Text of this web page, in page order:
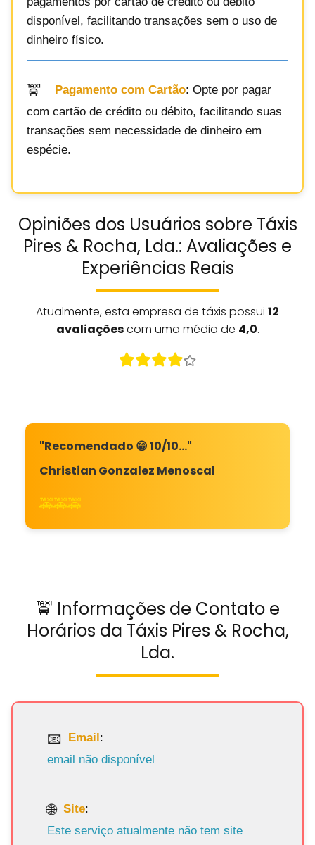
disponível, facilitando transações sem o uso de
dinheiro físico.
Pagamento com Cartão: Opte por pagar
com cartão de crédito ou débito, facilitando suas
transações sem necessidade de dinheiro em
espécie.
Opiniões dos Usuários sobre Táxis
Pires & Rocha, Lda.: Avaliações e
Experiências Reais
Atualmente, esta empresa de táxis possui 12
avaliaçõescom uma média de 4,0.
"Recomendado 😁 10/10…"
Christian Gonzalez Menoscal
🚕🚕🚕
🚖 Informações de Contato e
Horários da Táxis Pires & Rocha,
Lda.
Email:
email não disponível
Site:
Este serviço atualmente não tem site